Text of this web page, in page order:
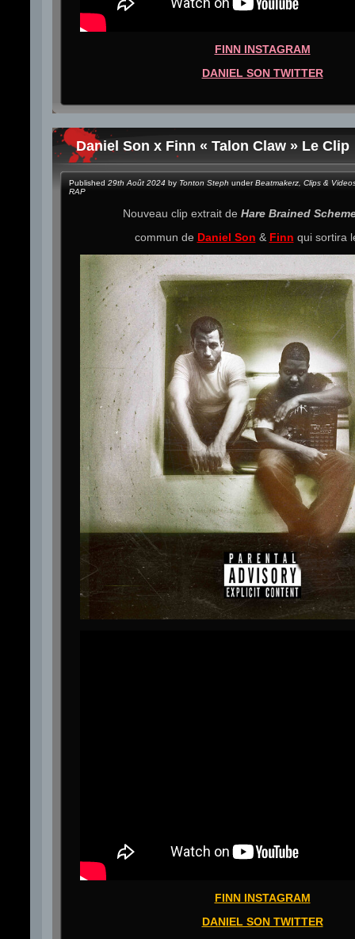
FINN INSTAGRAM
DANIEL SON TWITTER
Daniel Son x Finn « Talon Claw » Le Clip
Published 29th Août 2024 by Tonton Steph underBeatmakerz Clips &
RAP
Nouveau clip extrait de Hare Brained
commun de Daniel Son & Finn qui sortira
FINN INSTAGRAM
DANIEL SON TWITTER